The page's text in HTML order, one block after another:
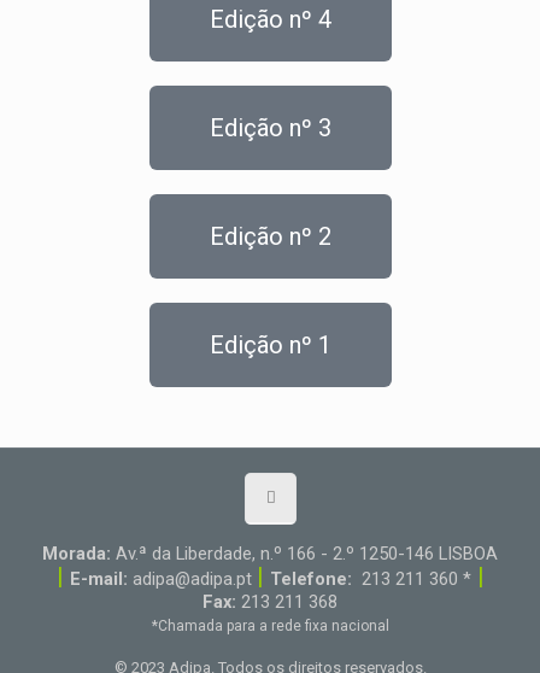
Edição nº 4
Edição nº 3
Edição nº 2
Edição nº 1
Morada: Av.ª da Liberdade, n.º 166 - 2.º 1250-146 LISBOA
| E-mail: adipa@adipa.pt | Telefone: 213 211 360 *|
Fax: 213 211 368
*Chamada para a rede fixa nacional
© 2023 Adipa. Todos os direitos reservados.